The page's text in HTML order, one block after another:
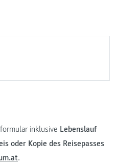
inklusive Lebenslauf
oder Kopie des Reisepasses
.